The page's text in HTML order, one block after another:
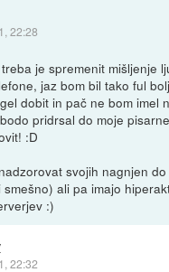
22:28
je spremenit mišljenje
jaz bom bil tako ful
dobit in pač ne bom imel
pridrsal do moje
:D
svojih nagnjen
ali pa imajo
:)
22:32